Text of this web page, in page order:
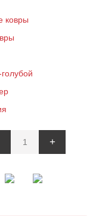
ковры
+